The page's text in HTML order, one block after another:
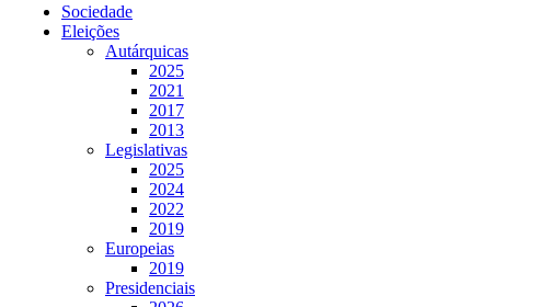
Sociedade
Eleições
Autárquicas
2025
2021
2017
2013
Legislativas
2025
2024
2022
2019
Europeias
2019
Presidenciais